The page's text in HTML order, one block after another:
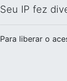
Seu IP fez
Para liberar o